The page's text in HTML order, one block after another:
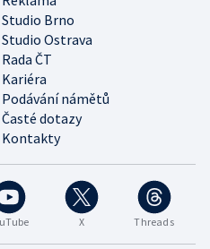
X Threads
Studio Brno
Studio Ostrava
Rada ČT
Kariéra
Podávání námětů
Časté dotazy
Kontakty